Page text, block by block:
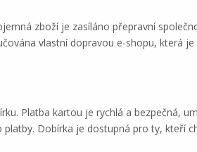
zboží je zasíláno přepravní
vlastní dopravou e-shopu, která
Platba kartou je rychlá a bezpečná,
Dobírka je dostupná pro ty, kteří